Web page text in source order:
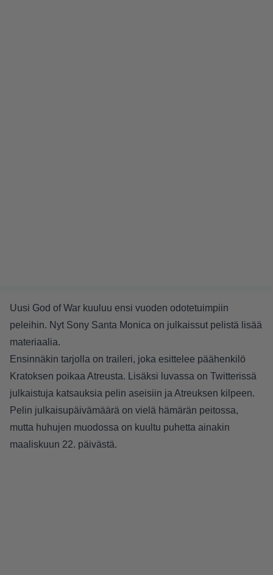
Uusi God of War kuuluu ensi vuoden odotetuimpiin
peleihin. Nyt Sony Santa Monica on julkaissut pelistä lisää
materiaalia.
Ensinnäkin tarjolla on traileri, joka esittelee päähenkilö
Kratoksen poikaa Atreusta. Lisäksi luvassa on Twitterissä
julkaistuja katsauksia pelin aseisiin ja Atreuksen kilpeen.
Pelin julkaisupäivämäärä on vielä hämärän peitossa,
mutta huhujen muodossa on kuultu puhetta ainakin
maaliskuun 22. päivästä.